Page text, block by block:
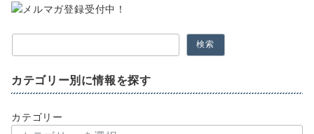
検索
カテゴリー別に情報を探す
カテゴリー